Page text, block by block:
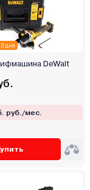
дня
DeWalt
руб./мес.